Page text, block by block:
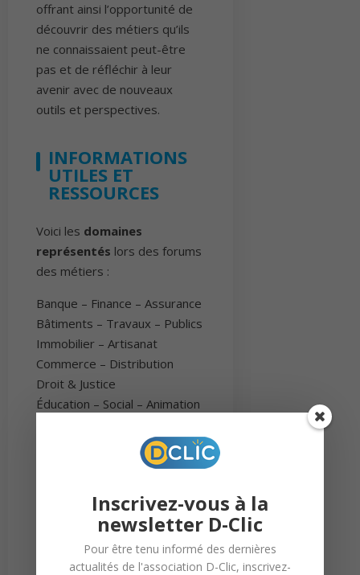
offrant ainsi l’opportunité de
découvrir des métiers qu’ils
ne connaissaient peut-être
pas et de réfléchir à leur
avenir avec de nouveaux
outils et perspectives.
INFORMATIONS
UTILES ET
RESSOURCES
Voici les domaines
représentés lors des forums
des métiers :
Banque – Finance – Assurance
Bâtiments – Travaux – Publics
Immobilier – Artisanat
Commerce – Distribution
Droit & Justice
Éducation – Social – Animation
Gestion – Administration
Hôtellerie – Restauration –
Industrie – Ingénierie –
Informatique – Communication
– Numérique
Inscrivez-vous à la
newsletter D-Clic
Pour être tenu informé des dernières
actualités de l'association D-Clic, inscrivez-